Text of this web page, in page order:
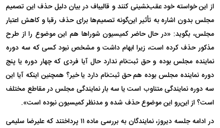
از این خواسته خود عقب‌نشینی کنند و قالیباف در بیان دلیل حذف این تصمیم
مجلس بدون اشاره به تأثیر این‌گونه تصمیم‌ها برای حذف رقبا و کاهش اعتبار
مجلس، بگوید: «در حال حاضر کمیسیون شورا‌ها هم این موضوع را از طرح
مذکور حذف کرده است، زیرا ابهام داشت و مشخص نبود کسی که سه دوره
نماینده مجلس بوده و حق ثبت‌نام ندارد حال آیا فردی که چهار دوره یا پنج
دوره نماینده مجلس بوده هم حق ثبت‌نام دارد یا خیر؟ همچنین اینکه آیا این
سه دوره نمایندگی متناوب است یا سه بار نمایندگی مجلس در مقاطع مختلف
است؟ از این‌رو این موضوع حذف شده و مدنظر کمیسیون نبوده است».
در ادامه جلسه دیروز، نمایندگان به بررسی ماده ۱۱ پرداختند که علیرضا سلیمی